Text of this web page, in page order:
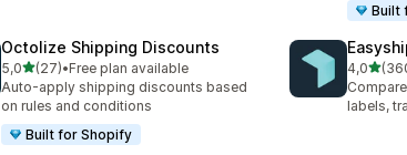
Built
Octolize Shipping Discounts
5,0stelle su 5
(27)
27 recensioni totali
•Free plan available
Auto-apply shipping discounts based
on rules and conditions
Built for Shopify
4,0stelle
360
labels,